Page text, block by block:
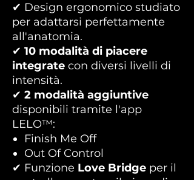
✔ Design ergonomico studiato
per adattarsi perfettamente
all'anatomia.
✔ 10 modalità di piacere
integrate con diversi livelli di
intensità.
✔ 2 modalità aggiuntive
disponibili tramite l'app
LELO™:
Finish Me Off
Out Of Control
✔ Funzione Love Bridge per il